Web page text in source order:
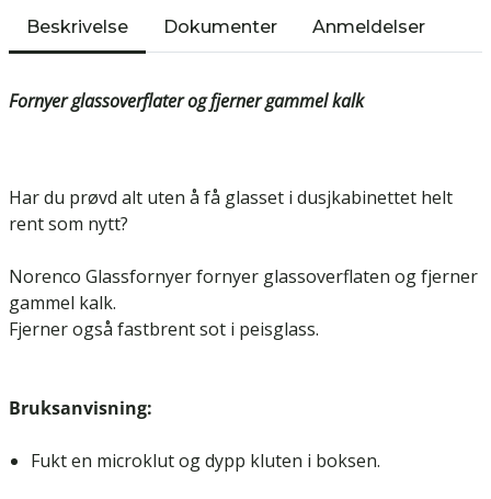
Beskrivelse Dokumenter Anmeldelser
Fornyer glassoverflater og fjerner gammel kalk
Har du prøvd alt uten å få glasset i dusjkabinettet helt
rent som nytt?
Norenco Glassfornyer fornyer glassoverflaten og fjerner
gammel kalk.
Fjerner også fastbrent sot i peisglass.
Bruksanvisning:
Fukt en microklut og dypp kluten i boksen.